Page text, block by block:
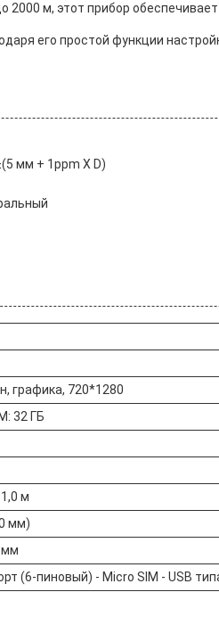
м, этот прибор обеспечивает
его простой функции
мм + 1ppm X D)
графика, 720*1280
32 ГБ
1,0 м
мм)
(6-пиновый) - Micro SIM - USB